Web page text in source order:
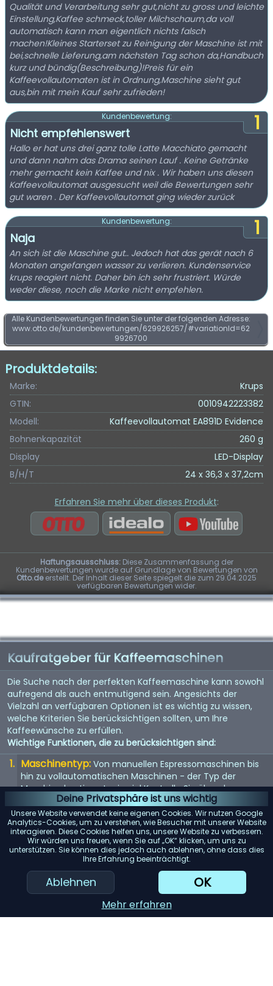
Deine Privatsphäre ist uns wichtig
Unsere Website verwendet keine eigenen Cookies. Wir nutzen Google
Analytics-Cookies, um zu verstehen, wie Besucher mit unserer Website
interagieren. Diese Cookies helfen uns, unsere Website zu verbessern.
Wir würden uns freuen, wenn Sie auf „OK“ klicken, um uns zu
unterstützen. Sie können dies jedoch auch ablehnen, ohne dass dies
Ihre Erfahrung beeinträchtigt.
Ablehnen OK
Mehr erfahren
Qualität und Verarbeitung sehr gut,nicht zu gross und leichte
Einstellung,Kaffee schmeck,toller Milchschaum,da voll
automatisch kann man eigentlich nichts falsch
machen!Kleines Starterset zu Reinigung der Maschine ist mit
bei,schnelle Lieferung,am nächsten Tag schon da,Handbuch
kurz und bündig(Beschreibung)!Preis für ein
Kaffeevollautomaten ist in Ordnung,Maschine sieht gut
aus,bin mit mein Kauf sehr zufrieden!
1
Kundenbewertung:
Nicht empfehlenswert
Hallo er hat uns drei ganz tolle Latte Macchiato gemacht
und dann nahm das Drama seinen Lauf . Keine Getränke
mehr gemacht kein Kaffee und nix . Wir haben uns diesen
Kaffeevollautomat ausgesucht weil die Bewertungen sehr
gut waren . Der Kaffeevollautomat ging wieder zurück
1
Kundenbewertung:
Naja
An sich ist die Maschine gut.. Jedoch hat das gerät nach 6
Monaten angefangen wasser zu verlieren. Kundenservice
krups reagiert nicht. Daher bin ich sehr frustriert. Würde
weder diese, noch die Marke nicht empfehlen.
Alle Kundenbewertungen finden Sie unter der folgenden Adresse:
www.otto.de/kundenbewertungen/629926257/#variationId=62
9926700
Produktdetails:
Marke:
Krups
GTIN:
0010942223382
Modell:
Kaffeevollautomat EA891D Evidence
Bohnenkapazität
260 g
Display
LED-Display
B/H/T
24 x 36,3 x 37,2cm
Erfahren Sie mehr über dieses Produkt:
Haftungsausschluss:Diese Zusammenfassung der
Kundenbewertungen wurde auf Grundlage von Bewertungen von
Otto.deerstellt. Der Inhalt dieser Seite spiegelt die zum 29.04.2025
verfügbaren Bewertungen wider.
Kaufratgeber für Kaffeemaschinen
Die Suche nach der perfekten Kaffeemaschine kann sowohl
aufregend als auch entmutigend sein. Angesichts der
Vielzahl an verfügbaren Optionen ist es wichtig zu wissen,
welche Kriterien Sie berücksichtigen sollten, um Ihre
Kaffeewünsche zu erfüllen.
Wichtige Funktionen, die zu berücksichtigen sind:
Maschinentyp: Von manuellen Espressomaschinen bis
hin zu vollautomatischen Maschinen - der Typ der
Maschine bestimmt, wie viel Kontrolle Sie über den
Brühvorgang haben.
Qualität der Mühle: Eine eingebaute Mühle kann
entscheidend sein. Suchen Sie nach einer Maschine mit
einem hochwertigen Mahlwerk für den frischesten Kaffee.
Wasserspeicher: Berücksichtigen Sie die Kapazität des
Wassertanks. Ein größerer Tank bedeutet selteneres
Nachfüllen, was besonders für Büros oder große Haushalte
Einfache Reinigung: